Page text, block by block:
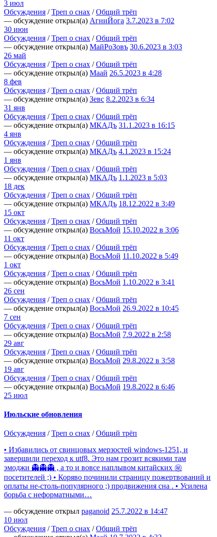
3 июл
Обсуждения /Треп о снах /Общий трёп
— обсуждение открыл(а) АгниЙога 3.7.2023 в 7:02
30 июн
Обсуждения /Треп о снах /Общий трёп
— обсуждение открыл(а) МайРоЗовъ 30.6.2023 в 3:03
26 май
Обсуждения /Треп о снах /Общий трёп
— обсуждение открыл(а) Маай 26.5.2023 в 4:28
8 фев
Обсуждения /Треп о снах /Общий трёп
— обсуждение открыл(а) Зевс 8.2.2023 в 6:34
31 янв
Обсуждения /Треп о снах /Общий трёп
— обсуждение открыл(а) МКАДъ 31.1.2023 в 16:15
4 янв
Обсуждения /Треп о снах /Общий трёп
— обсуждение открыл(а) МКАДъ 4.1.2023 в 15:24
1 янв
Обсуждения /Треп о снах /Общий трёп
— обсуждение открыл(а) МКАДъ 1.1.2023 в 5:03
18 дек
Обсуждения /Треп о снах /Общий трёп
— обсуждение открыл(а) МКАДъ 18.12.2022 в 3:49
15 окт
Обсуждения /Треп о снах /Общий трёп
— обсуждение открыл(а) ВосьМой 15.10.2022 в 3:06
11 окт
Обсуждения /Треп о снах /Общий трёп
— обсуждение открыл(а) ВосьМой 11.10.2022 в 5:49
1 окт
Обсуждения /Треп о снах /Общий трёп
— обсуждение открыл(а) ВосьМой 1.10.2022 в 3:41
26 сен
Обсуждения /Треп о снах /Общий трёп
— обсуждение открыл(а) ВосьМой 26.9.2022 в 10:45
7 сен
Обсуждения /Треп о снах /Общий трёп
— обсуждение открыл(а) ВосьМой 7.9.2022 в 2:58
29 авг
Обсуждения /Треп о снах /Общий трёп
— обсуждение открыл(а) ВосьМой 29.8.2022 в 3:58
19 авг
Обсуждения /Треп о снах /Общий трёп
— обсуждение открыл(а) ВосьМой 19.8.2022 в 6:46
25 июл
Июльские обновления
Обсуждения /Треп о снах /Общий трёп
• Избавились от свинцовых мерзостей windows-1251, и
завершили переход к utf8. Это нам грозит всякими там
эмоджи 👻👻👻 , а то и вовсе наплывом китайских ㊙️
посетителей ;) • Коряво починили страницу пожертвований и
оплаты не-столь-популярного ;) продвижения сна . • Усилена
борьба с неформатными…
— обсуждение открыл paganoid 25.7.2022 в 14:47
10 июл
Обсуждения /Треп о снах /Общий трёп